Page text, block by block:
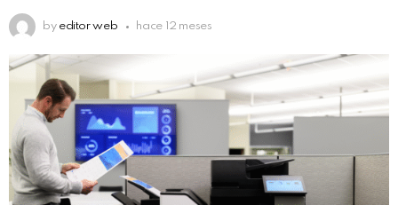
by editor web hace 12 meses